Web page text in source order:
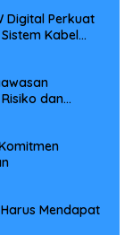
Digital Perkuat
Kabel
dan
Mendapat